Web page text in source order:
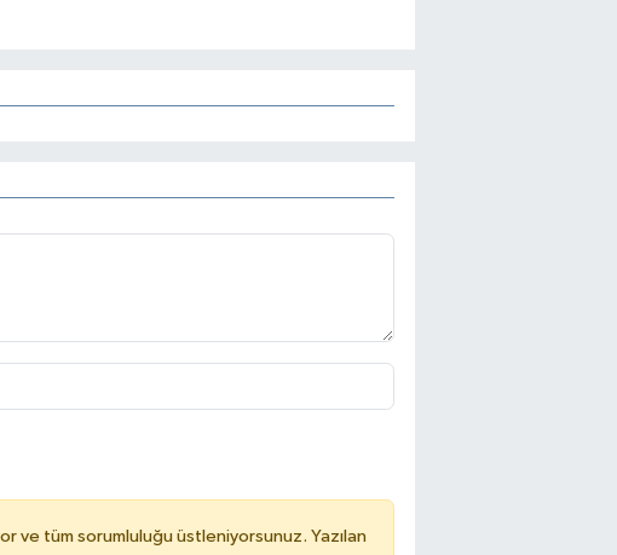
ve tüm sorumluluğu üstleniyorsunuz. Yazılan